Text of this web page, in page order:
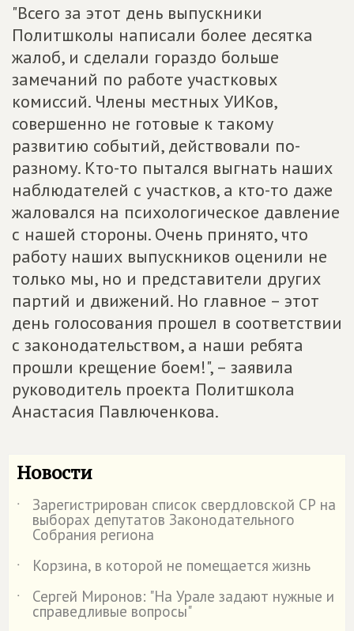
"Всего за этот день выпускники
Политшколы написали более десятка
жалоб, и сделали гораздо больше
замечаний по работе участковых
комиссий. Члены местных УИКов,
совершенно не готовые к такому
развитию событий, действовали по-
разному. Кто-то пытался выгнать наших
наблюдателей с участков, а кто-то даже
жаловался на психологическое давление
с нашей стороны. Очень принято, что
работу наших выпускников оценили не
только мы, но и представители других
партий и движений. Но главное – этот
день голосования прошел в соответствии
с законодательством, а наши ребята
прошли крещение боем!", – заявила
руководитель проекта Политшкола
Анастасия Павлюченкова.
Новости
˙ Зарегистрирован список свердловской СР на
выборах депутатов Законодательного
Собрания региона
˙
Корзина, в которой не помещается жизнь
˙
Сергей Миронов: "На Урале задают нужные и
справедливые вопросы"